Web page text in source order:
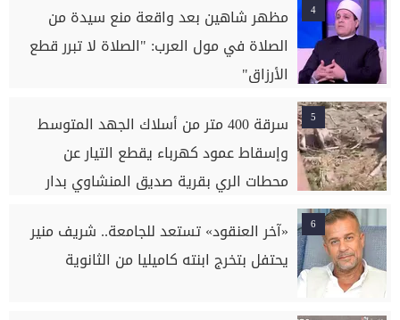
4
مظهر شاهين بعد واقعة منع سيدة من
الصلاة في مول العرب: "الصلاة لا تبرر قطع
الأرزاق"
5
سرقة 400 متر من أسلاك الجهد المتوسط
وإسقاط عمود كهرباء يقطع التيار عن
محطات الري بقرية صديق المنشاوي بدار
6
«آخر العنقود» تستعد للجامعة.. شريف منير
يحتفل بتخرج ابنته كاميليا من الثانوية